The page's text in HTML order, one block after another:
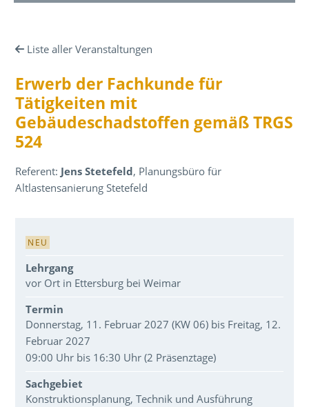
Liste aller Veranstaltungen
Erwerb der Fachkunde für
Tätigkeiten mit
Gebäudeschadstoffen gemäß TRGS
524
Referent: Jens Stetefeld, Planungsbüro für
Altlastensanierung Stetefeld
Veranstaltungsdaten
NEU
Lehrgang
vor Ort in Ettersburg bei Weimar
Termin
Donnerstag, 11. Februar 2027 (KW 06) bis Freitag, 12.
Februar 2027
09:00 Uhr bis 16:30 Uhr (2 Präsenztage)
Sachgebiet
Konstruktionsplanung, Technik und Ausführung